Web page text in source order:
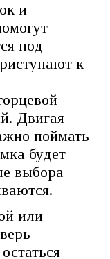
и
под
к
Двигая
поймать
будет
выбора
или